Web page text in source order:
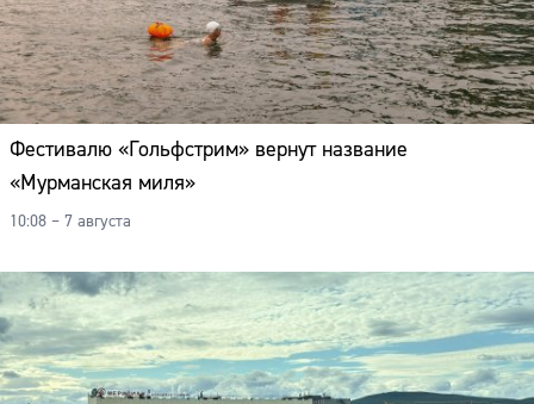
Фестивалю «Гольфстрим» вернут название
«Мурманская миля»
10:08 – 7 августа